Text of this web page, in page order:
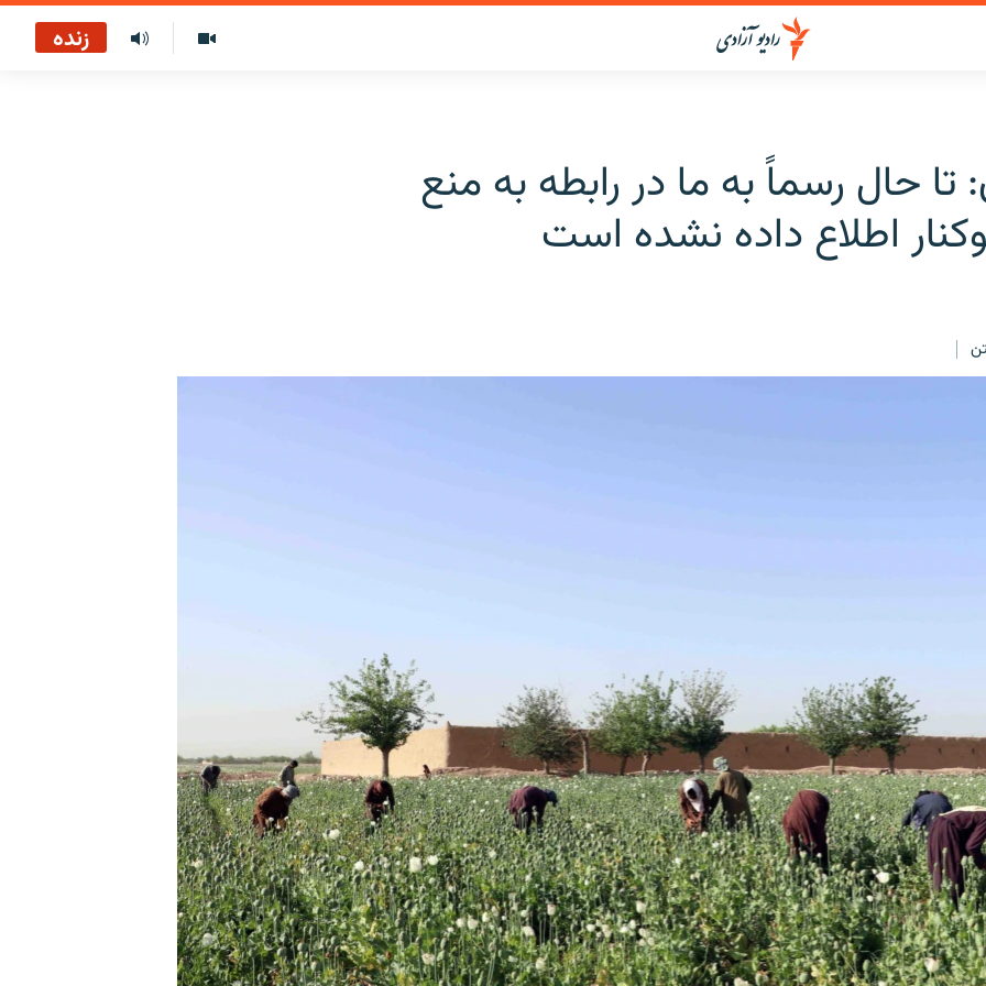
زنده
تا حال رسماً به ما در رابطه به منع
اطلاع داده نشده است